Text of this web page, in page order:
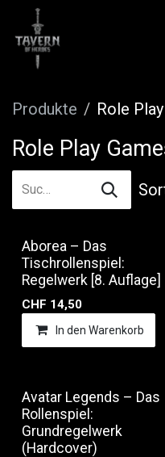
Zum Inhalt springen
Produkte Role
Role Play
Aborea – Das
Tischrollenspiel:
Regelwerk [8. Auflage]
CHF 14,50
In den Warenkorb
Avatar Legends – Das
Rollenspiel:
Grundregelwerk
(Hardcover)